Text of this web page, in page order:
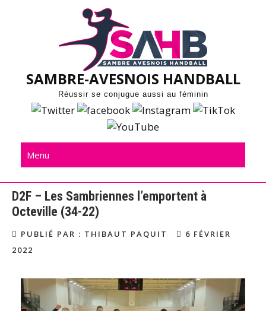
SAMBRE-AVESNOIS HANDBALL
Réussir se conjugue aussi au féminin
Menu
D2F – Les Sambriennes l’emportent à
Octeville (34-22)
PUBLIÉ PAR : THIBAUT PAQUIT
6 FÉVRIER
2022